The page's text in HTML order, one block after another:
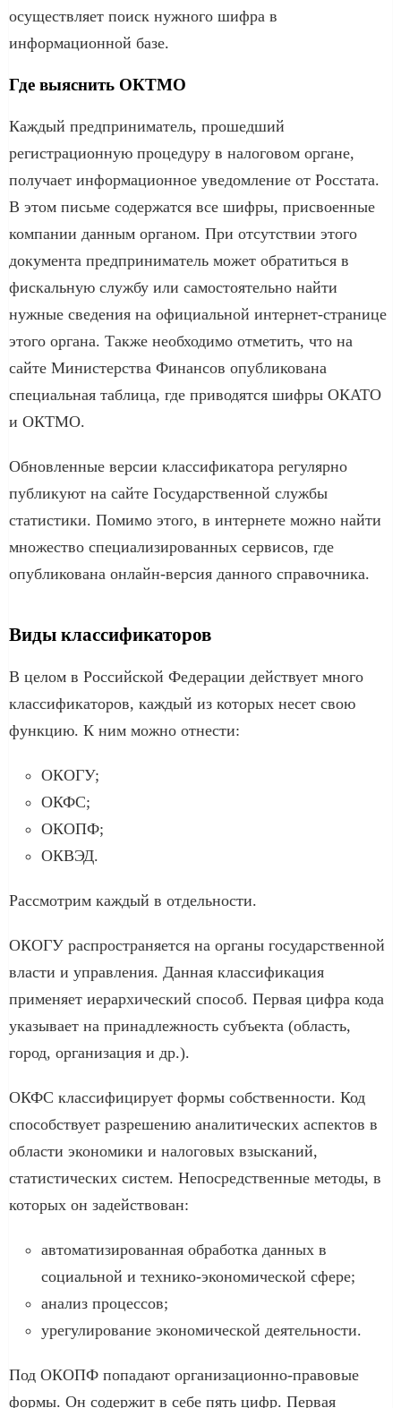
осуществляет поиск нужного шифра в
информационной базе.
Где выяснить ОКТМО
Каждый предприниматель, прошедший
регистрационную процедуру в налоговом органе,
получает информационное уведомление от Росстата.
В этом письме содержатся все шифры, присвоенные
компании данным органом. При отсутствии этого
документа предприниматель может обратиться в
фискальную службу или самостоятельно найти
нужные сведения на официальной интернет-странице
этого органа. Также необходимо отметить, что на
сайте Министерства Финансов опубликована
специальная таблица, где приводятся шифры ОКАТО
и ОКТМО.
Обновленные версии классификатора регулярно
публикуют на сайте Государственной службы
статистики. Помимо этого, в интернете можно найти
множество специализированных сервисов, где
опубликована онлайн-версия данного справочника.
Виды классификаторов
В целом в Российской Федерации действует много
классификаторов, каждый из которых несет свою
функцию. К ним можно отнести:
ОКОГУ;
ОКФС;
ОКОПФ;
ОКВЭД.
Рассмотрим каждый в отдельности.
ОКОГУ распространяется на органы государственной
власти и управления. Данная классификация
применяет иерархический способ. Первая цифра кода
указывает на принадлежность субъекта (область,
город, организация и др.).
ОКФС классифицирует формы собственности. Код
способствует разрешению аналитических аспектов в
области экономики и налоговых взысканий,
статистических систем. Непосредственные методы, в
которых он задействован:
автоматизированная обработка данных в
социальной и технико-экономической сфере;
анализ процессов;
урегулирование экономической деятельности.
Под ОКОПФ попадают организационно-правовые
формы. Он содержит в себе пять цифр. Первая